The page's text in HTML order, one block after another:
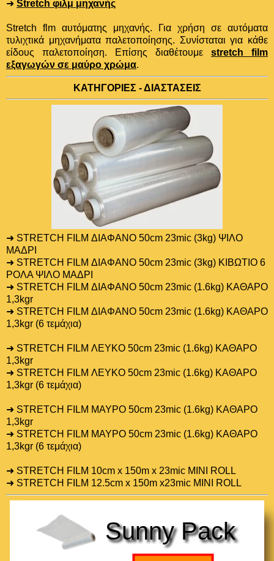
➜ Stretch φιλμ μηχανής
Stretch flm αυτόματης μηχανής. Για χρήση σε αυτόματα
τυλιχτικά μηχανήματα παλετοποίησης. Συνίσταται για κάθε
είδους παλετοποίηση. Επίσης διαθέτουμε stretch film
εξαγωγών σε μαύρο χρώμα.
ΚΑΤΗΓΟΡΙΕΣ - ΔΙΑΣΤΑΣΕΙΣ
➜ STRETCH FILM ΔΙΑΦΑΝΟ 50cm 23mic (3kg) ΨΙΛΟ
ΜΑΔΡΙ
➜ STRETCH FILM ΔΙΑΦΑΝΟ 50cm 23mic (3kg) ΚΙΒΩΤΙΟ 6
ΡΟΛΑ ΨΙΛΟ ΜΑΔΡΙ
➜ STRETCH FILM ΔΙΑΦΑΝΟ 50cm 23mic (1.6kg) ΚΑΘΑΡΟ
1,3kgr
➜ STRETCH FILM ΔΙΑΦΑΝΟ 50cm 23mic (1.6kg) ΚΑΘΑΡΟ
1,3kgr (6 τεμάχια)
➜ STRETCH FILM ΛΕΥΚΟ 50cm 23mic (1.6kg) ΚΑΘΑΡΟ
1,3kgr
➜ STRETCH FILM ΛΕΥΚΟ 50cm 23mic (1.6kg) ΚΑΘΑΡΟ
1,3kgr (6 τεμάχια)
➜ STRETCH FILM ΜΑΥΡΟ 50cm 23mic (1.6kg) ΚΑΘΑΡΟ
1,3kgr
➜ STRETCH FILM ΜΑΥΡΟ 50cm 23mic (1.6kg) ΚΑΘΑΡΟ
1,3kgr (6 τεμάχια)
➜ STRETCH FILM 10cm x 150m x 23mic MINI ROLL
➜ STRETCH FILM 12.5cm x 150m x23mic MINI ROLL
Sunny Pack